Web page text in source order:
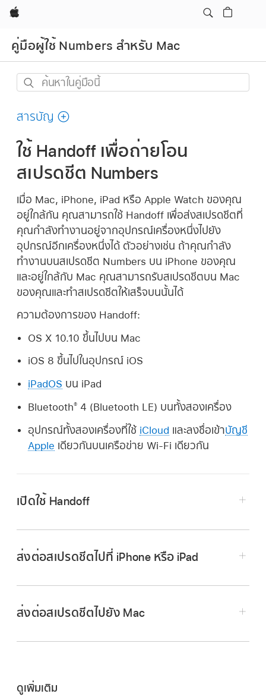
Apple
คู่มือผู้ใช้ Numbers สำหรับ Mac
ค้นหา
คู่มือ
สารบัญ
ใช้ Handoff เพื่อถ่ายโอน
สเปรดชีต Numbers
เมื่อ Mac, iPhone, iPad หรือ Apple Watch ของคุณ
อยู่ใกล้กัน คุณสามารถใช้ Handoff เพื่อส่งสเปรดชีตที่
คุณกำลังทำงานอยู่จากอุปกรณ์เครื่องหนึ่งไปยัง
อุปกรณ์อีกเครื่องหนึ่งได้ ตัวอย่างเช่น ถ้าคุณกำลัง
ทำงานบนสเปรดชีต Numbers บน iPhone ของคุณ
และอยู่ใกล้กับ Mac คุณสามารถรับสเปรดชีตบน Mac
ของคุณและทำสเปรดชีตให้เสร็จบนนั้นได้
ความต้องการของ Handoff:
OS X 10.10 ขึ้นไปบน Mac
iOS 8 ขึ้นไปในอุปกรณ์ iOS
iPadOS บน iPad
Bluetooth®4 (Bluetooth LE) บนทั้งสองเครื่อง
อุปกรณ์ทั้งสองเครื่องที่ใช้ iCloud และลงชื่อเข้าบัญชี
Apple เดียวกันบนเครือข่าย Wi-Fi เดียวกัน
เปิดใช้ Handoff
บน Mac:เลือกเมนู Apple
> การตั้งค่าระบบ
“อนุญาต Handoff กันระหว่าง Mac เครื่องนี้กับ
ส่งต่อสเปรดชีตไปที่ iPhone หรือ iPad
เมื่อ Mac ของคุณอยู่ใกล้กับ iPhone หรือ iPad ที่
คุณต้องการส่งต่อ ไอคอน Handoff สำหรับ
ปัจจุบันเท่านั้นที่สามารถส่งต่องานของคุณได้
ส่งต่อสเปรดชีตไปยัง Mac
ที่คุณต้องการส่งต่อ ไอคอน Handoff จะแสดงขึ้นที่
ดูเพิ่มเติม